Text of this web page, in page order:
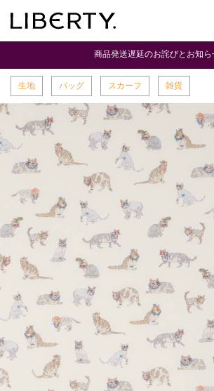
商品発送遅延のお詫びとお知ら
生地 バッグ スカーフ 雑貨